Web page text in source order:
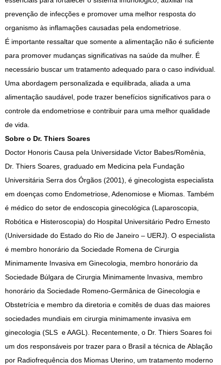
prevenção de infecções e promover uma melhor resposta do
organismo às inflamações causadas pela endometriose.
É importante ressaltar que somente a alimentação não é suficiente
para promover mudanças significativas na saúde da mulher. É
necessário buscar um tratamento adequado para o caso individual.
Uma abordagem personalizada e equilibrada, aliada a uma
alimentação saudável, pode trazer benefícios significativos para o
controle da endometriose e contribuir para uma melhor qualidade
de vida.
Sobre o Dr. Thiers Soares
Doctor Honoris Causa pela Universidade Victor Babes/Romênia,
Dr. Thiers Soares, graduado em Medicina pela Fundação
Universitária Serra dos Órgãos (2001), é ginecologista especialista
em doenças como Endometriose, Adenomiose e Miomas. Também
é médico do setor de endoscopia ginecológica (Laparoscopia,
Robótica e Histeroscopia) do Hospital Universitário Pedro Ernesto
(Universidade do Estado do Rio de Janeiro – UERJ). O especialista
é membro honorário da Sociedade Romena de Cirurgia
Minimamente Invasiva em Ginecologia, membro honorário da
Sociedade Búlgara de Cirurgia Minimamente Invasiva, membro
honorário da Sociedade Romeno-Germânica de Ginecologia e
Obstetrícia e membro da diretoria e comitês de duas das maiores
sociedades mundiais em cirurgia minimamente invasiva em
ginecologia (SLS e AAGL). Recentemente, o Dr. Thiers Soares foi
um dos responsáveis por trazer para o Brasil a técnica de Ablação
por Radiofrequência dos Miomas Uterino, um tratamento moderno